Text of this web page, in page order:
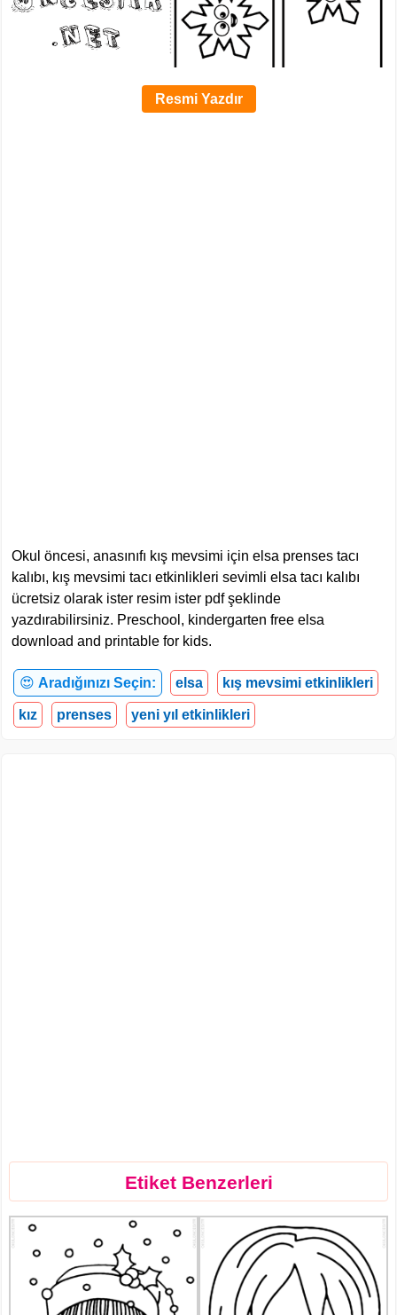
Resmi Yazdır
Okul öncesi, anasınıfı kış mevsimi için elsa prenses tacı
kalıbı, kış mevsimi tacı etkinlikleri sevimli elsa tacı kalıbı
ücretsiz olarak ister resim ister pdf şeklinde
yazdırabilirsiniz. Preschool, kindergarten free elsa
download and printable for kids.
😍 Aradığınızı Seçin: elsa kış mevsimi etkinlikleri
kız prenses yeni yıl etkinlikleri
Etiket Benzerleri